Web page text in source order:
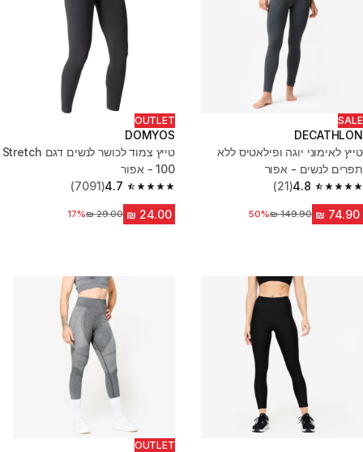
SALE
DECATHLON
טייץ לאימוני יוגה ופילאטיס ללא
תפרים לנשים - אפור
4.8
4.8 out of 5 stars from 21 reviews
(21)
מחיר לפני הנחה‏149.90 ₪
50%
OUTLET
DOMYOS
טייץ צמוד לכושר לנשים דגם Stretch
100 - אפור
4.7
4.7 out of 5 stars from 7091 reviews
(7091)
מחיר לפני הנחה‏29.00 ₪
17%
OUTLET